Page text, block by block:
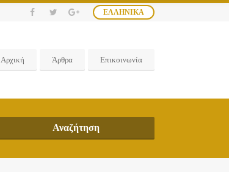
ΕΛΛΗΝΙΚΆ
Αρχική Άρθρα Επικοινωνία
Αναζήτηση